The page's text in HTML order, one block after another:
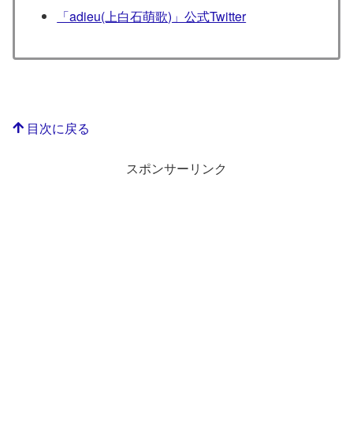
「adieu(上白石萌歌)」公式Twitter
目次に戻る
スポンサーリンク